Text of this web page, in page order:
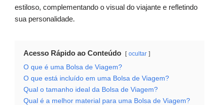
estiloso, complementando o visual do viajante e refletindo
sua personalidade.
Acesso Rápido ao Conteúdo ocultar
O que é uma Bolsa de Viagem?
O que está incluído em uma Bolsa de Viagem?
Qual o tamanho ideal da Bolsa de Viagem?
Qual é a melhor material para uma Bolsa de Viagem?